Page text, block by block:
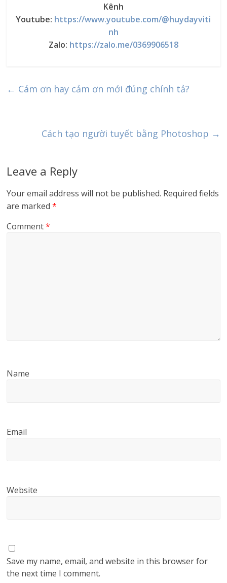
Kênh
Youtube: https://www.youtube.com/@huydayviti
nh
Zalo: https://zalo.me/0369906518
← Cám ơn hay cảm ơn mới đúng chính tả?
Cách tạo người tuyết bằng Photoshop →
Leave a Reply
Your email address will not be published. Required fields
are marked*
Comment*
Name
Email
Website
Save my name, email, and website in this browser for
the next time I comment.